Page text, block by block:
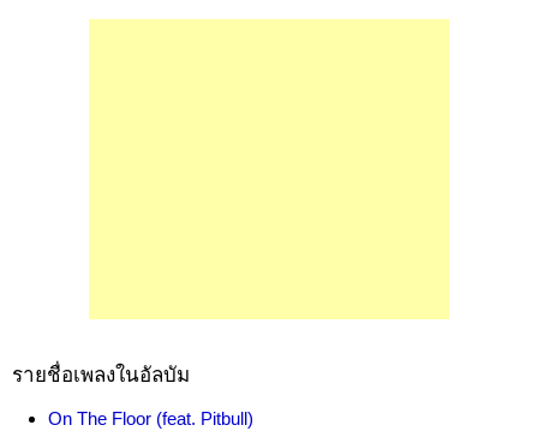
รายชื่อเพลงในอัลบัม
On The Floor (feat. Pitbull)